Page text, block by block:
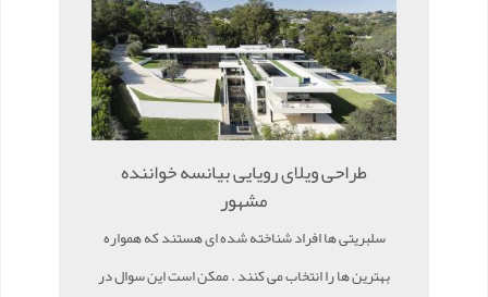
طراحی ویلای رویایی بیانسه خواننده
مشهور
سلبریتی ها افراد شناخته شده ای هستند که همواره
بهترین ها را انتخاب می کنند . ممکن است این سوال در